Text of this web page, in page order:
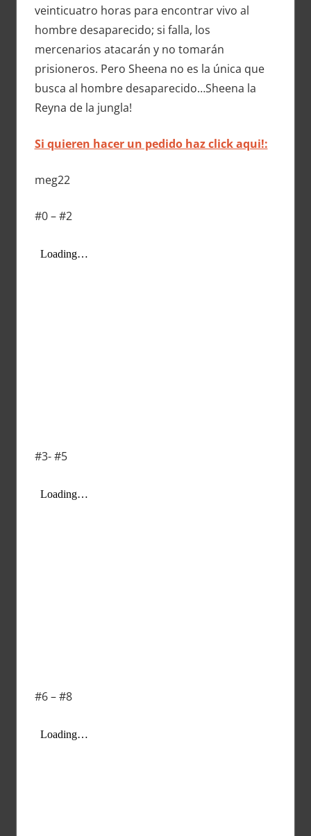
veinticuatro horas para encontrar vivo al
hombre desaparecido; si falla, los
mercenarios atacarán y no tomarán
prisioneros. Pero Sheena no es la única que
busca al hombre desaparecido…Sheena la
Reyna de la jungla!
Si quieren hacer un pedido haz click aqui!:
meg22
#0 – #2
#3- #5
#6 – #8